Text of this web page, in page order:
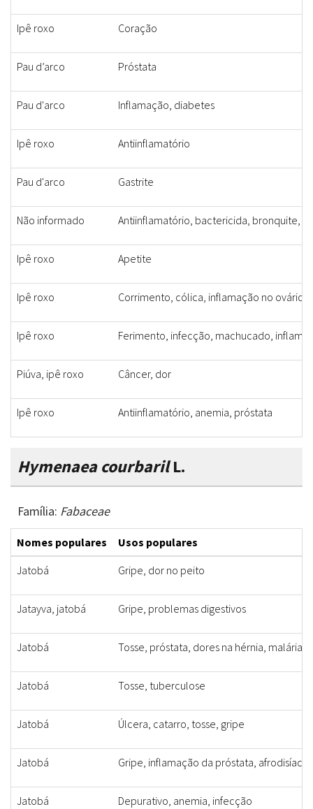
Ipê roxo Coração
Pau d’arco Próstata
Pau d'arco Inflamação, diabetes
Ipê roxo Antiinflamatório
Pau d'arco Gastrite
Não informado Antiinflamatório, bactericida, bronquite,
Ipê roxo Apetite
Ipê roxo Corrimento, cólica, inflamação no ovário,
Ipê roxo Ferimento, infecção, machucado,
Piúva, ipê roxo Câncer, dor
Ipê roxo Antiinflamatório, anemia, próstata
Hymenaea courbarilL.
Família: Fabaceae
Nomes populares
Usos populares
Jatobá
Gripe, dor no peito
Jatayva, jatobá Gripe, problemas digestivos
Jatobá Tosse, próstata, dores na hérnia, malária,
Jatobá Tosse, tuberculose
Jatobá Úlcera, catarro, tosse, gripe
Jatobá Gripe, inflamação da próstata, afrodisíaco
Jatobá Depurativo, anemia, infecção